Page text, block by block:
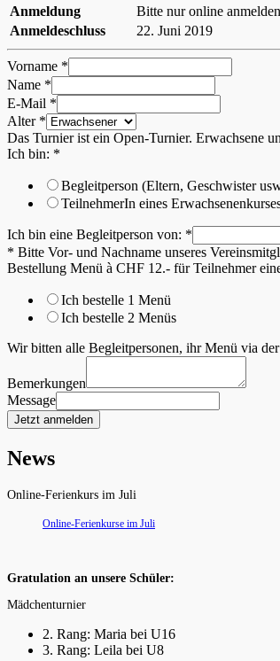
Anmeldung
Bitte nur online
Anmeldeschluss
22. Juni 2019
Vorname *
Name *
E-Mail *
Alter *
Das Turnier ist ein Open-Turnier. Erwachsene
Ich bin: *
Begleitperson (Eltern, Geschwister
TeilnehmerIn eines
Ich bin eine Begleitperson von: *
* Bitte Vor- und Nachname unseres
Bestellung Menü à CHF 12.- für Teilnehmer
Ich bestelle 1 Menü
Ich bestelle 2 Menüs
Wir bitten alle Begleitpersonen, ihr Menü via
Bemerkungen
Message
Jetzt anmelden
News
Online-Ferienkurs im Juli
Online-Ferienkurse im Juli
Gratulation an unsere Schüler:
Mädchenturnier
2. Rang: Maria bei U16
3. Rang: Leila bei U8